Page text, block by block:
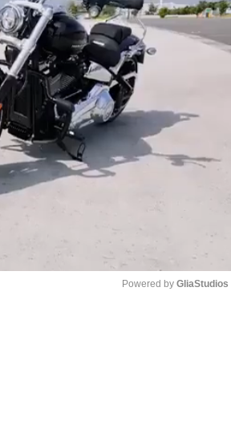
Powered by GliaStudios